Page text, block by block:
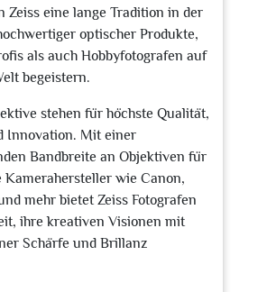
Zeiss eine lange Tradition in der
optischer Produkte,
als auch Hobbyfotografen auf
begeistern.
stehen für höchste Qualität,
Innovation. Mit einer
Bandbreite an Objektiven für
Kamerahersteller wie Canon,
mehr bietet Zeiss Fotografen
ihre kreativen Visionen mit
Schärfe und Brillanz